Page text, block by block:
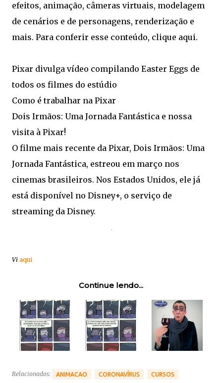
efeitos, animação, câmeras virtuais, modelagem
de cenários e de personagens, renderização e
mais. Para conferir esse conteúdo, clique aqui.
Pixar divulga vídeo compilando Easter Eggs de
todos os filmes do estúdio
Como é trabalhar na Pixar
Dois Irmãos: Uma Jornada Fantástica e nossa
visita à Pixar!
O filme mais recente da Pixar, Dois Irmãos: Uma
Jornada Fantástica, estreou em março nos
cinemas brasileiros. Nos Estados Unidos, ele já
está disponível no Disney+, o serviço de
streaming da Disney.
Viaqui
Continue lendo...
Relacionados: ANIMACAO CORONAVÍRUS CURSOS